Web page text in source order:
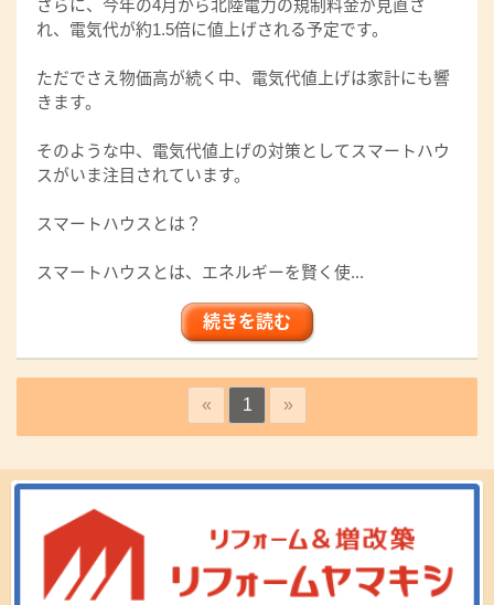
さらに、今年の4月から北陸電力の規制料金が見直さ
れ、電気代が約1.5倍に値上げされる予定です。
ただでさえ物価高が続く中、電気代値上げは家計にも響
きます。
そのような中、電気代値上げの対策としてスマートハウ
スがいま注目されています。
スマートハウスとは？
スマートハウスとは、エネルギーを賢く使...
続きを読む
« 1 »